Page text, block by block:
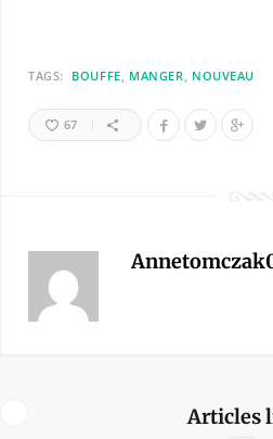
TAGS: BOUFFE MANGER NOUVEAU
67
Articles